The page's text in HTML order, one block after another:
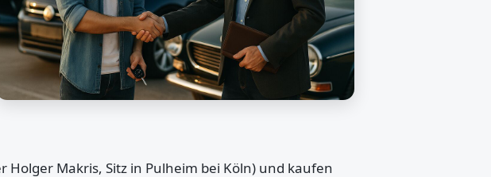
Makris, Sitz in Pulheim bei Köln) und kaufen